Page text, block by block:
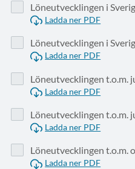
Löneutvecklingen i
Ladda ner PDF
Löneutvecklingen i
Ladda ner PDF
Löneutvecklingen t.o.m.
Ladda ner PDF
Löneutvecklingen t.o.m.
Ladda ner PDF
Löneutvecklingen t.o.m.
Ladda ner PDF